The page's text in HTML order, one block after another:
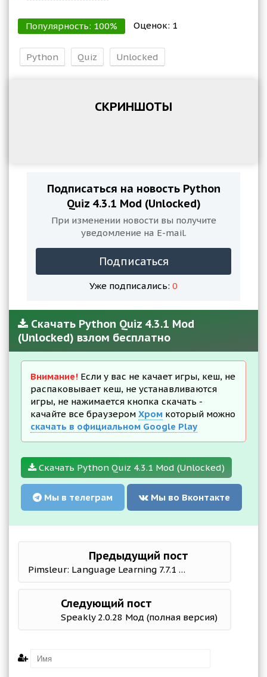
Популярность: 100% Оценок: 1
Python Quiz Unlocked
СКРИНШОТЫ
Подписаться на новость Python
Quiz 4.3.1 Mod (Unlocked)
При изменении новости вы получите
уведомление на E-mail.
Подписаться
Уже подписались: 0
Скачать Python Quiz 4.3.1 Mod
(Unlocked) взлом бесплатно
Внимание! Если у вас не качает игры, кеш, не
распаковывает кеш, не устанавливаются
игры, не нажимается кнопка скачать -
качайте все браузером Хром который можно
скачать в официальном Google Play
Скачать Python Quiz 4.3.1 Mod (Unlocked)
Мы в телеграм Мы во Вконтакте
Предыдущий пост
Pimsleur: Language Learning 7.7.1 Мод (полная версия)
Следующий пост
Speakly 2.0.28 Мод (полная версия)